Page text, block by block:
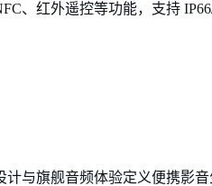
、红外遥控等功能，支持
与旗舰音频体验定义便携影